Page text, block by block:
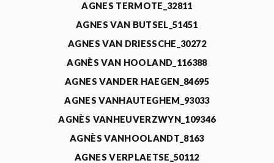
AGNES TERMOTE_32811
AGNES VAN BUTSEL_51451
AGNES VAN DRIESSCHE_30272
AGNÈS VAN HOOLAND_116388
AGNES VANDER HAEGEN_84695
AGNES VANHAUTEGHEM_93033
AGNÈS VANHEUVERZWYN_109346
AGNÈS VANHOOLANDT_8163
AGNES VERPLAETSE_50112